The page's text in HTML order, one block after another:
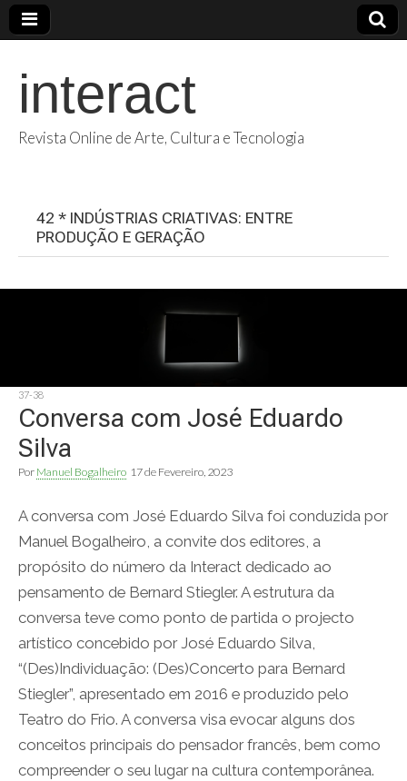
interact
Revista Online de Arte, Cultura e Tecnologia
42 * INDÚSTRIAS CRIATIVAS: ENTRE
PRODUÇÃO E GERAÇÃO
37-38
Conversa com José Eduardo
Silva
Por Manuel Bogalheiro 17 de Fevereiro, 2023
A conversa com José Eduardo Silva foi conduzida por
Manuel Bogalheiro, a convite dos editores, a
propósito do número da Interact dedicado ao
pensamento de Bernard Stiegler. A estrutura da
conversa teve como ponto de partida o projecto
artístico concebido por José Eduardo Silva,
“(Des)Individuação: (Des)Concerto para Bernard
Stiegler”, apresentado em 2016 e produzido pelo
Teatro do Frio. A conversa visa evocar alguns dos
conceitos principais do pensador francês, bem como
compreender o seu lugar na cultura contemporânea.